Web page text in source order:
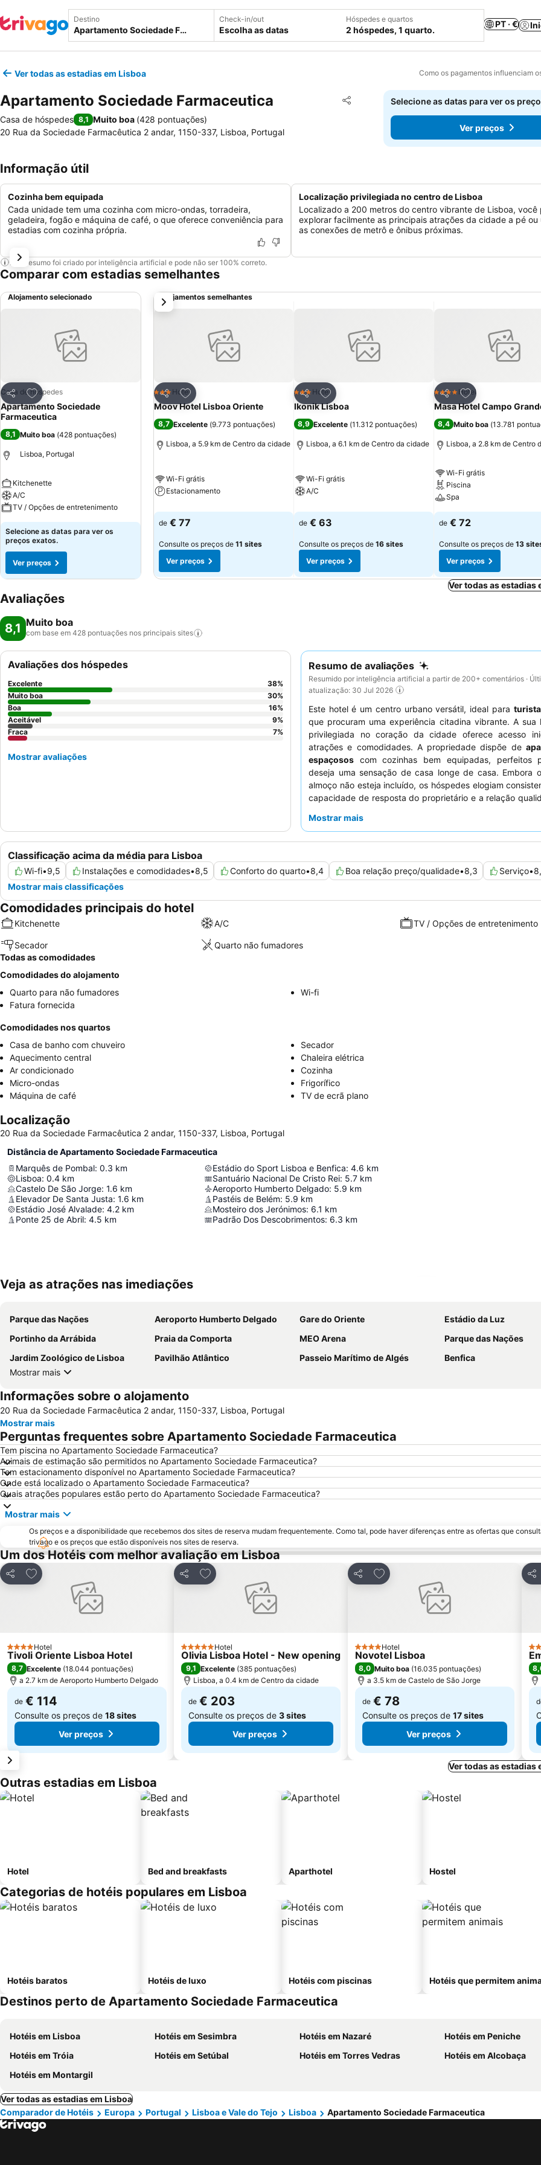
Destino Check-in/out
Escolha as datas
Hóspedes e quartos
2 hóspedes, 1 quarto.
PT · €
Ver todas as estadias em Lisboa Como os pagamentos influenciam
Apartamento Sociedade Farmaceutica Partilhar
Adicionar aos favoritos
Casa de hóspedes 8,1 Muito boa (428 pontuações)
20 Rua da Sociedade Farmacêutica 2 andar, 1150-337, Lisboa, Portugal
Selecione as datas para ver os
Ver preços
Informação útil
Cozinha bem equipada
Cada unidade tem uma cozinha com micro-ondas, torradeira,
geladeira, fogão e máquina de café, o que oferece conveniência para
estadias com cozinha própria.
Localização privilegiada no centro de Lisboa
Localizado a 200 metros do centro vibrante de Lisboa, você
explorar facilmente as principais atrações da cidade a pé ou
as conexões de metrô e ônibus próximas.
Este resumo foi criado por inteligência artificial e pode não ser 100% correto.
Comparar com estadias semelhantes
Alojamento selecionado
Partilhar
Adicionar aos favoritos
Casa de hóspedes
Apartamento Sociedade
Farmaceutica
8,1 Muito boa (428 pontuações)
Lisboa, Portugal
Kitchenette
A/C
TV / Opções de entretenimento
Selecione as datas para ver os
preços exatos.
Ver preços
Alojamentos semelhantes
Partilhar
Adicionar aos favoritos
3 Estrelas
Hotel
Moov Hotel Lisboa Oriente
8,7 Excelente (9.773 pontuações)
Lisboa, a 5.9 km de Centro da cidade
Wi-Fi grátis
Estacionamento
de € 77
Consulte os preços de 11 sites
Ver preços
Partilhar
Adicionar aos favoritos
3 Estrelas
Hotel
Ikonik Lisboa
8,9 Excelente (11.312 pontuações)
Lisboa, a 6.1 km de Centro da cidade
Wi-Fi grátis
A/C
de € 63
Consulte os preços de 16 sites
Ver preços
Partilhar
Adicionar aos
4 EstrelasHotel
Masa Hotel Campo
8,4 Muito boa (13.781
Lisboa, a 2.8 km de Centro
Wi-Fi grátis
Piscina
Spa
de € 72
Consulte os preços de 13
Ver preços
próximo
Ver todas as estadias
Avaliações
8,1 Muito boa
com base em 428 pontuações nos principais sites
Resumo de avaliações
Resumido por inteligência artificial a partir de 200+ comentários ·
atualização: 30 Jul 2026
Este hotel é um centro urbano versátil, ideal para
que procuram uma experiência citadina vibrante. A sua
privilegiada no coração da cidade oferece acesso
atrações e comodidades. A propriedade dispõe de
espaçosos com cozinhas bem equipadas, perfeitos
deseja uma sensação de casa longe de casa. Embora
almoço não esteja incluído, os hóspedes elogiam
capacidade de resposta do proprietário e a relação
virado para o lado oposto da rua para minimizar o
Mostrar mais
Classificação acima da média para Lisboa
Wi-fi•9,5 Instalações e comodidades•8,5 Conforto do quarto•8,4 Boa relação preço/qualidade•8,3 Serviço•
Mostrar mais classificações
Avaliações dos hóspedes
Excelente 38%
Muito boa
30%
Boa
16%
Aceitável
9%
Fraca
7%
Mostrar avaliações
Comodidades principais do hotel
Kitchenette A/C TV / Opções de entretenimento
Secador
Quarto não fumadores
Todas as comodidades
Comodidades do alojamento
Quarto para não fumadores
Wi-fi
Fatura fornecida
Comodidades nos quartos
Casa de banho com chuveiro
Secador
Aquecimento central
Chaleira elétrica
Ar condicionado
Cozinha
Micro-ondas
Frigorífico
Máquina de café
TV de ecrã plano
Localização
20 Rua da Sociedade Farmacêutica 2 andar, 1150-337, Lisboa, Portugal
Distância de Apartamento Sociedade Farmaceutica
Marquês de Pombal: 0.3 km
Lisboa: 0.4 km
Castelo De São Jorge: 1.6 km
Elevador De Santa Justa: 1.6 km
Estádio José Alvalade: 4.2 km
Ponte 25 de Abril: 4.5 km
Estádio do Sport Lisboa e Benfica: 4.6 km
Santuário Nacional De Cristo Rei: 5.7 km
Aeroporto Humberto Delgado: 5.9 km
Pastéis de Belém: 5.9 km
Mosteiro dos Jerónimos: 6.1 km
Padrão Dos Descobrimentos: 6.3 km
Veja as atrações nas imediações
Parque das Nações Aeroporto Humberto Delgado Gare do Oriente
Estádio da Luz
Portinho da Arrábida
Praia da Comporta MEO Arena
Parque das Nações
Jardim Zoológico de Lisboa
Pavilhão Atlântico Passeio Marítimo de Algés
Benfica
Mostrar mais
Informações sobre o alojamento
20 Rua da Sociedade Farmacêutica 2 andar, 1150-337, Lisboa, Portugal
Mostrar mais
Perguntas frequentes sobre Apartamento Sociedade Farmaceutica
Tem piscina no Apartamento Sociedade Farmaceutica?
Animais de estimação são permitidos no Apartamento Sociedade Farmaceutica?
Tem estacionamento disponível no Apartamento Sociedade Farmaceutica?
Onde está localizado o Apartamento Sociedade Farmaceutica?
Quais atrações populares estão perto do Apartamento Sociedade Farmaceutica?
Mostrar mais
Os preços e a disponibilidade que recebemos dos sites de reserva mudam frequentemente. Como tal, pode haver diferenças entre as ofertas que
trivago e os preços que estão disponíveis nos sites de reserva.
Um dos Hotéis com melhor avaliação em Lisboa
Partilhar
Adicionar aos favoritos
4 Estrelas
Hotel
Tivoli Oriente Lisboa Hotel
8,7 Excelente (18.044 pontuações)
a 2.7 km de Aeroporto Humberto Delgado
de € 114
Consulte os preços de 18 sites
Ver preços
Partilhar
Adicionar aos favoritos
5 EstrelasHotel
Olivia Lisboa Hotel - New opening
9,1 Excelente (385 pontuações)
Lisboa, a 0.4 km de Centro da cidade
de € 203
Consulte os preços de 3 sites
Ver preços
Partilhar
Adicionar aos favoritos
4 Estrelas
Hotel
Novotel Lisboa
8,0 Muito boa (16.035 pontuações)
a 3.5 km de Castelo de São Jorge
de € 78
Consulte os preços de 17 sites
Ver preços
3
Ver todas as estadias
Outras estadias em Lisboa
Hotel Bed and breakfasts Aparthotel Hostel
Categorias de hotéis populares em Lisboa
Hotéis baratos Hotéis de luxo Hotéis com piscinas Hotéis que permitem
Destinos perto de Apartamento Sociedade Farmaceutica
Hotéis em Lisboa Hotéis em Sesimbra Hotéis em Nazaré
Hotéis em Peniche
Hotéis em Tróia
Hotéis em Setúbal Hotéis em Torres Vedras
Hotéis em Alcobaça
Hotéis em Montargil
Ver todas as estadias em Lisboa
Comparador de Hotéis
Europa Portugal Lisboa e Vale do Tejo Lisboa Apartamento Sociedade Farmaceutica